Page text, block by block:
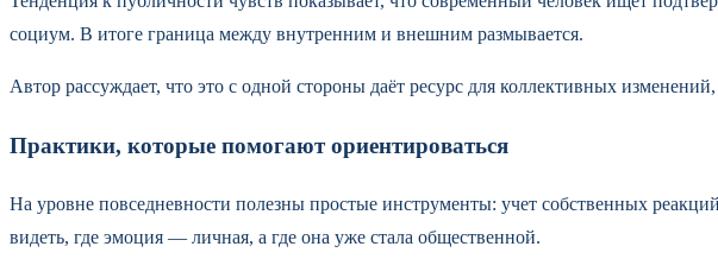
социум. В итоге граница между внутренним и внешним размывается.
Автор рассуждает, что это с одной стороны даёт ресурс для коллективных
Практики, которые помогают ориентироваться
На уровне повседневности полезны простые инструменты: учет собственных
видеть, где эмоция — личная, а где она уже стала общественной.